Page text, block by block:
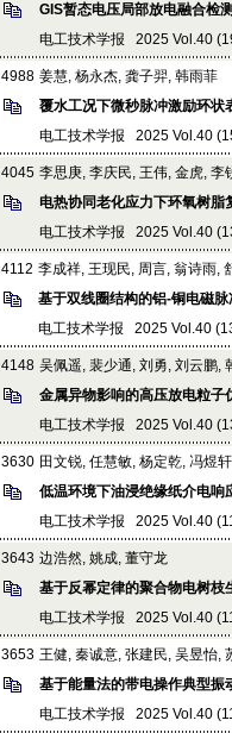
GIS暂态电压局部放电融合检
电工技术学报 2025 Vol.40
4988 姜慧, 杨永杰, 龚子羿, 韩雨菲
覆水工况下微秒脉冲激励环状
电工技术学报 2025 Vol.40
4045 李思庚, 李庆民, 王伟, 金虎, 李
电热协同老化应力下环氧树脂
电工技术学报 2025 Vol.40
4112 李成祥, 王现民, 周言, 翁诗雨,
基于双线圈结构的铝-铜电磁
电工技术学报 2025 Vol.40
4148 吴佩遥, 裴少通, 刘勇, 刘云鹏,
金属异物影响的高压放电粒子
电工技术学报 2025 Vol.40
3630 田文锐, 任慧敏, 杨定乾, 冯煜
低温环境下油浸绝缘纸介电响
电工技术学报 2025 Vol.40
3643 边浩然, 姚成, 董守龙
基于反幂定律的聚合物电树枝
电工技术学报 2025 Vol.40
3653 王健, 秦诚意, 张建民, 吴昱怡,
基于能量法的带电操作典型振
电工技术学报 2025 Vol.40